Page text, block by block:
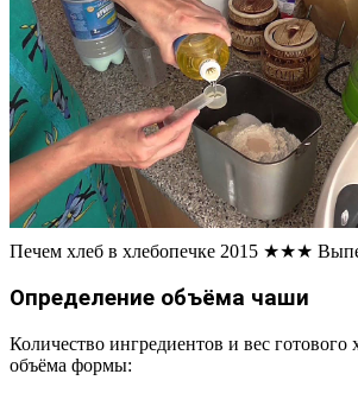
Печем хлеб в хлебопечке 2015 ★★★
Определение объёма чаши
Количество ингредиентов и вес готового
объёма формы: